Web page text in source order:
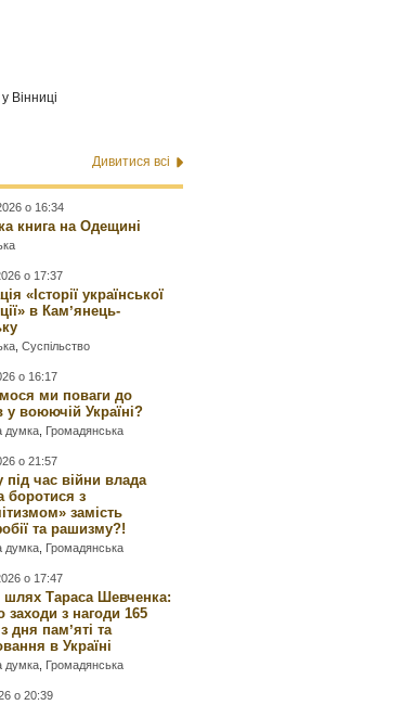
у Вінниці
Дивитися всі
о 16:34
книга на Одещині
о 17:37
«Історії української
в Камʼянець-
,Суспільство
о 16:17
ми поваги до
у воюючій Україні?
думка Громадянська
о 21:57
під час війни влада
боротися з
замість
та рашизму?!
думка Громадянська
о 17:47
шлях Тараса Шевченка:
заходи з нагоди 165
дня памʼяті та
в Україні
думка Громадянська
о 20:39